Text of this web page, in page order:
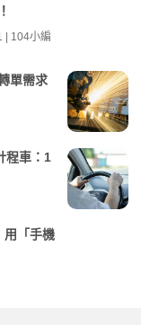
| 104小編
單需求
程車：1
用「手機